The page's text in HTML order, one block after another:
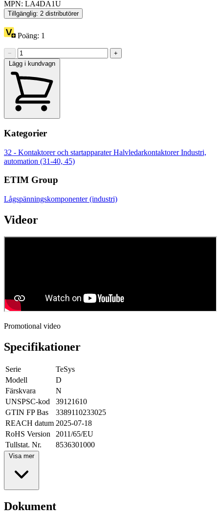
MPN: LA4DA1U
Tillgänglig: 2 distributörer
Poäng: 1
−
+
Lägg i kundvagn
Kategorier
32 - Kontaktorer och startapparaterHalvledarkontaktorerIndustri,
automation (31-40, 45)
ETIM Group
Lågspänningskomponenter (industri)
Videor
Promotional video
Specifikationer
Serie
TeSys
Modell
D
Färskvara
N
UNSPSC-kod
39121610
GTIN FP Bas
3389110233025
REACH datum 2025-07-18
RoHS Version
2011/65/EU
Tullstat. Nr.
8536301000
Visa mer
Dokument